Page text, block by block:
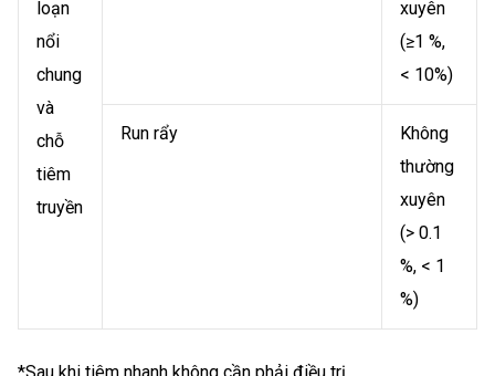
loạn
nổi
chung
và
chỗ
tiêm
truyền
xuyên
(≥1 %,
< 10%)
Run rẩy
Không
thường
xuyên
(> 0.1
%, < 1
%)